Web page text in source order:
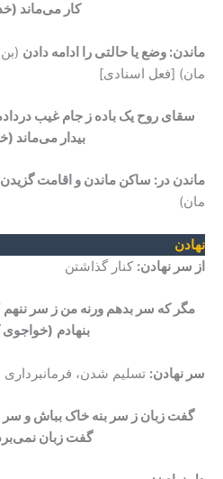
کار می‌ماند
ماندن: وضع یا حالتی را ادامه دادن
مان) [فعل اسنادی]
سقای روح یک باده ز جام غیب
بیدار می‌ماند
ماندن در: ساکن ماندن و اقامت گزیدن
مان)
نهادن
از سر نهادن: کنار گذاشتن
مگر که سر بدهم ورنه من ز سر ننهم
بنهادم (خواجوی
سر نهادن: تسلیم شدن، فرمانبرداری
گفت زبان ز سر بنه خاک بباش و
گفت زبان